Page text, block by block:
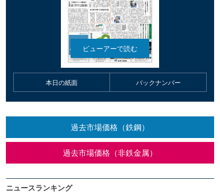
本日の紙面 バックナンバー
過去市場価格（鉄鋼）
過去市場価格（非鉄金属）
ニュースランキング